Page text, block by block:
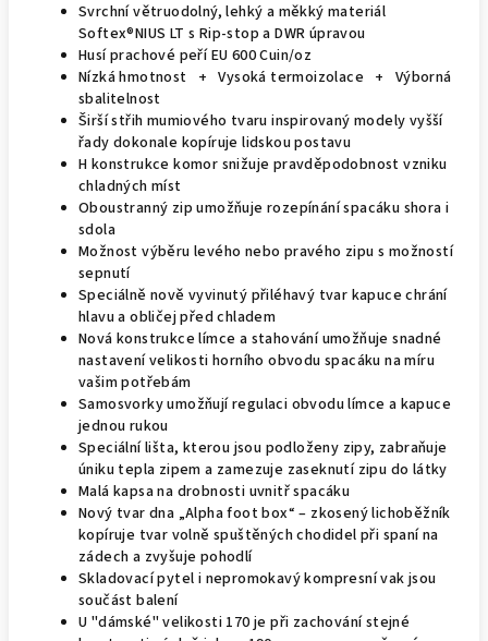
Svrchní větruodolný, lehký a měkký materiál
Softex®NIUS LT s Rip-stop a DWR úpravou
Husí prachové peří EU 600 Cuin/oz
Nízká hmotnost + Vysoká termoizolace + Výborná
sbalitelnost
Širší střih mumiového tvaru inspirovaný modely vyšší
řady dokonale kopíruje lidskou postavu
H konstrukce komor snižuje pravděpodobnost vzniku
chladných míst
Oboustranný zip umožňuje rozepínání spacáku shora i
sdola
Možnost výběru levého nebo pravého zipu s možností
sepnutí
Speciálně nově vyvinutý přiléhavý tvar kapuce chrání
hlavu a obličej před chladem
Nová konstrukce límce a stahování umožňuje snadné
nastavení velikosti horního obvodu spacáku na míru
vašim potřebám
Samosvorky umožňují regulaci obvodu límce a kapuce
jednou rukou
Speciální lišta, kterou jsou podloženy zipy, zabraňuje
úniku tepla zipem a zamezuje zaseknutí zipu do látky
Malá kapsa na drobnosti uvnitř spacáku
Nový tvar dna „Alpha foot box“ – zkosený lichoběžník
kopíruje tvar volně spuštěných chodidel při spaní na
zádech a zvyšuje pohodlí
Skladovací pytel i nepromokavý kompresní vak jsou
součást balení
U "dámské" velikosti 170 je při zachování stejné